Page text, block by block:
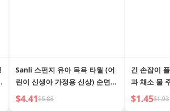
Sanli 스펀지 유아 목욕 타월 (어
린이 신생아 가정용 신상) 순면보
다 더 뛰어난 흡수성, 빠른 건조,
랩 타월 (여성용)
$4.41$5.88
긴 손잡이
과 채소 물
운 물 젓가
목욕 국자
$1.45$1.93